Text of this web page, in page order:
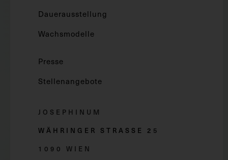
Dauerausstellung
Wachsmodelle
Presse
Stellenangebote
JOSEPHINUM
WÄHRINGER STRASSE 2 5
1090 WIEN